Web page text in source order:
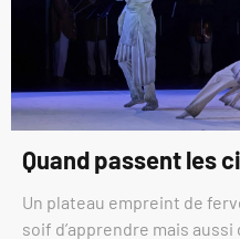
Quand passent les
Un plateau empreint de
soif d’apprendre mais